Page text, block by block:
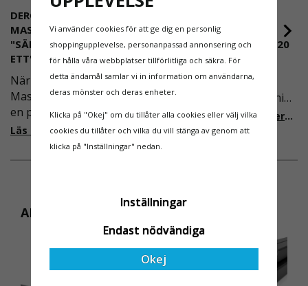
DEROME
MASKINUTHYRNING -
"SÄKERHET ÄR ALLTID PRIO
ETT"
När Derome
Maskinuthyrning behövde
en pålitlig partner inom
fallskydd och
säkerhetslösningar föll
valet på
hög höjd är det avgörande
för dem att samarbeta
med en leverantör som
Läs mer om varför Derome väljer oss
RULLSTÄLLNING -
AFS2023:9 & EN1004:2020
Även om det kan verka
högst osannolikt så är
våra regler för rullställning
i Sverige slappare än de
från EU i skrivande stund,
men detta kommer det bli
ändring på. Från och med
Sverige gällande
rullställningar, med s
Läs mer om de nya reglerna!
ANDRA KÖPTE ÄVEN
Vi använder cookies för att ge dig en personlig
shoppingupplevelse, personanpassad annonsering och
för hålla våra webbplatser tillförlitliga och säkra. För
detta ändamål samlar vi in information om användarna,
deras mönster och deras enheter.
Klicka på "Okej" om du tillåter alla cookies eller välj vilka
cookies du tillåter och vilka du vill stänga av genom att
klicka på "Inställningar" nedan.
Inställningar
Endast nödvändiga
Okej